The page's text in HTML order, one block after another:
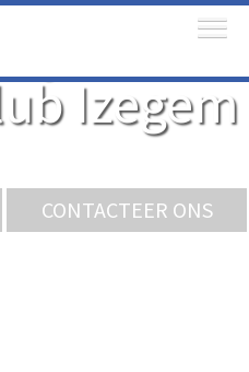
bij besox
Izegem
CONTACTEER ONS